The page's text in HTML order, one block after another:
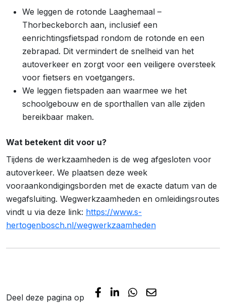
We leggen de rotonde Laaghemaal –
Thorbeckeborch aan, inclusief een
eenrichtingsfietspad rondom de rotonde en een
zebrapad. Dit vermindert de snelheid van het
autoverkeer en zorgt voor een veiligere oversteek
voor fietsers en voetgangers.
We leggen fietspaden aan waarmee we het
schoolgebouw en de sporthallen van alle zijden
bereikbaar maken.
Wat betekent dit voor u?
Tijdens de werkzaamheden is de weg afgesloten voor
autoverkeer. We plaatsen deze week
vooraankondigingsborden met de exacte datum van de
wegafsluiting. Wegwerkzaamheden en omleidingsroutes
vindt u via deze link: https://www.s-
hertogenbosch.nl/wegwerkzaamheden
Deel deze pagina op